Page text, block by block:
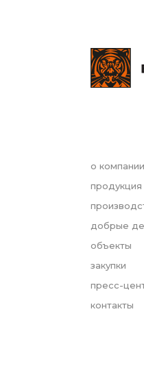
о компании
продукция
добрые
объекты
закупки
пресс-
контакты